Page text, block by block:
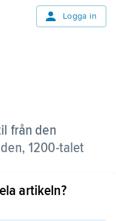
Logga in
från den
1200-talet
stilen.
artikeln?